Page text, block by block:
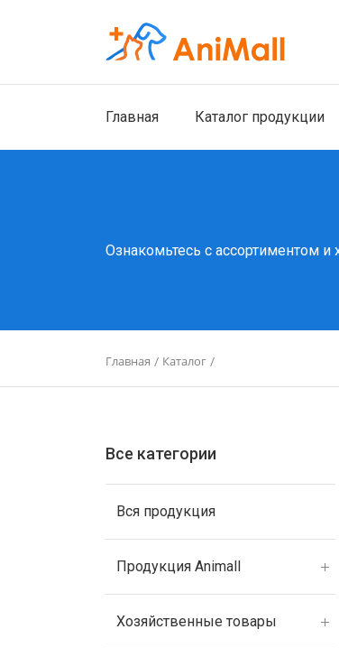
Главная Каталог продукции
Ознакомьтесь с ассортиментом и
Главная / Каталог /
Все категории
Вся продукция
Продукция Animall
Хозяйственные товары